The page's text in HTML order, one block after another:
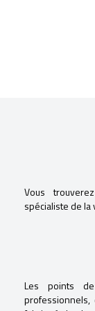
Vous
spécialiste de la
Les points de